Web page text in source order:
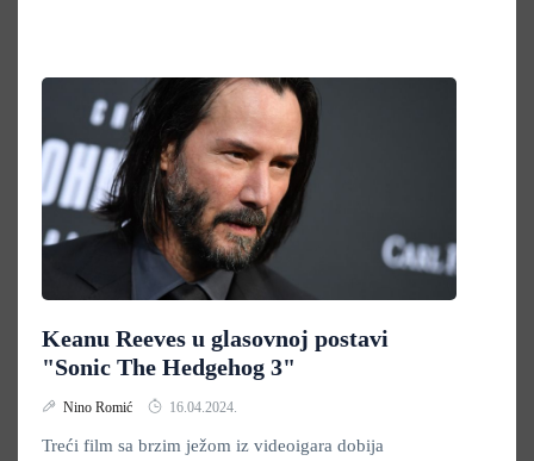
Keanu Reeves u glasovnoj postavi
"Sonic The Hedgehog 3"
Nino Romić 16.04.2024.
Treći film sa brzim ježom iz videoigara dobija